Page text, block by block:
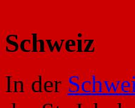
Schweiz
In der